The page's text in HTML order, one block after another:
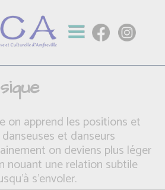
on apprend les positions et
et danseurs
on deviens plus léger
nouant une relation subtile
s'envoler.